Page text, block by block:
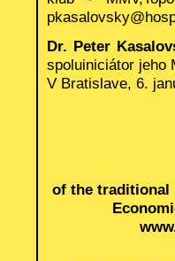
Dr. Peter
spoluiniciátor jeho
V Bratislave, 6.
of the traditional